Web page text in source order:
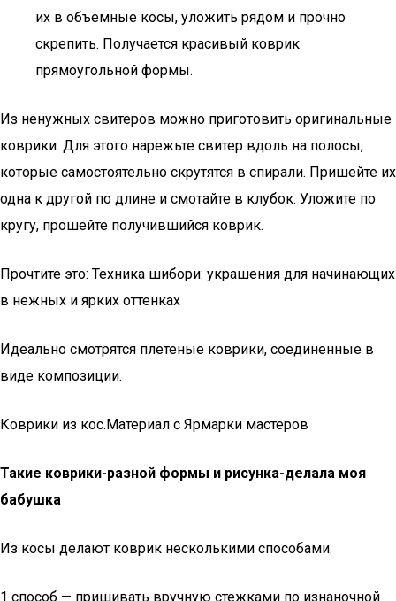
их в объемные косы, уложить рядом и прочно
скрепить. Получается красивый коврик
прямоугольной формы.
Из ненужных свитеров можно приготовить оригинальные
коврики. Для этого нарежьте свитер вдоль на полосы,
которые самостоятельно скрутятся в спирали. Пришейте их
одна к другой по длине и смотайте в клубок. Уложите по
кругу, прошейте получившийся коврик.
Прочтите это: Техника шибори: украшения для начинающих
в нежных и ярких оттенках
Идеально смотрятся плетеные коврики, соединенные в
виде композиции.
Коврики из кос.Материал с Ярмарки мастеров
Такие коврики-разной формы и рисунка-делала моя
бабушка
Из косы делают коврик несколькими способами.
1 способ — пришивать вручную стежками по изнаночной